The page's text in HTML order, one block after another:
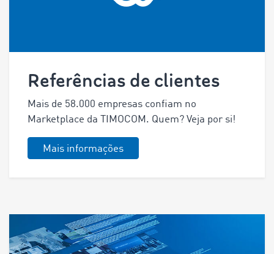
Referências de clientes
Mais de 58.000 empresas confiam no
Marketplace da TIMOCOM. Quem? Veja por si!
Mais informações